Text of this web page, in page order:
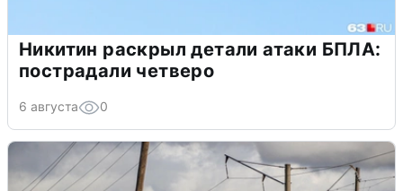
Никитин раскрыл детали атаки БПЛА:
пострадали четверо
6 августа 0